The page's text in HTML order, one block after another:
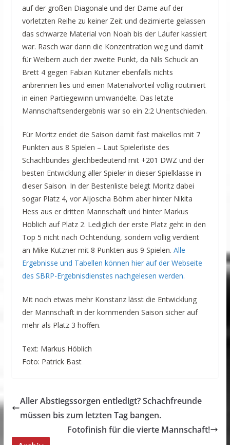
auf der großen Diagonale und der Dame auf der
vorletzten Reihe zu keiner Zeit und dezimierte gelassen
das schwarze Material von Noah bis der Läufer kassiert
war. Rasch war dann die Konzentration weg und damit
für Weibern auch der zweite Punkt, da Nils Schuck an
Brett 4 gegen Fabian Kutzner ebenfalls nichts
anbrennen lies und einen Materialvorteil völlig routiniert
in einen Partiegewinn umwandelte. Das letzte
Mannschaftsendergebnis war so ein 2:2 Unentschieden.
Für Moritz endet die Saison damit fast makellos mit 7
Punkten aus 8 Spielen – Laut Spielerliste des
Schachbundes gleichbedeutend mit +201 DWZ und der
besten Entwicklung aller Spieler in dieser Spielklasse in
dieser Saison. In der Bestenliste belegt Moritz dabei
sogar Platz 4, vor Aljoscha Böhm aber hinter Nikita
Hess aus er dritten Mannschaft und hinter Markus
Höblich auf Platz 2. Lediglich der erste Platz geht in den
Top 5 nicht nach Ochtendung, sondern völlig verdient
an Mike Kutzner mit 8 Punkten aus 9 Spielen. Alle
Ergebnisse und Tabellen können hier auf der Webseite
des SBRP-Ergebnisdienstes nachgelesen werden.
Mit noch etwas mehr Konstanz lässt die Entwicklung
der Mannschaft in der kommenden Saison sicher auf
mehr als Platz 3 hoffen.
Text: Markus Höblich
Foto: Patrick Bast
Aller Abstiegssorgen entledigt? Schachfreunde
müssen bis zum letzten Tag bangen.
Fotofinish für die vierte Mannschaft!